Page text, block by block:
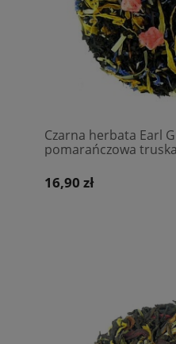
Czarna herbata Earl
pomarańczowa
16,90 zł